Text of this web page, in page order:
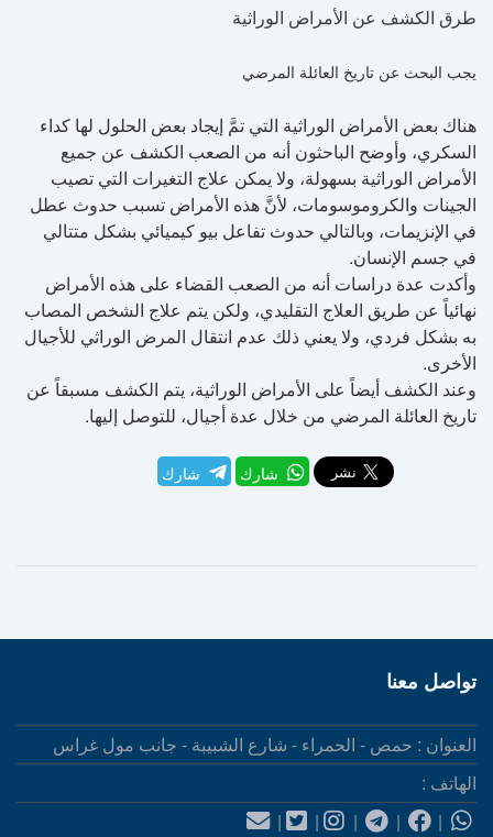
طرق الكشف عن الأمراض الوراثية
يجب البحث عن تاريخ العائلة المرضي
هناك بعض الأمراض الوراثية التي تمَّ إيجاد بعض الحلول لها كداء
السكري، وأوضح الباحثون أنه من الصعب الكشف عن جميع
الأمراض الوراثية بسهولة، ولا يمكن علاج التغيرات التي تصيب
الجينات والكروموسومات، لأنَّ هذه الأمراض تسبب حدوث عطل
في الإنزيمات، وبالتالي حدوث تفاعل بيو كيميائي بشكل متتالي
في جسم الإنسان.
وأكدت عدة دراسات أنه من الصعب القضاء على هذه الأمراض
نهائياً عن طريق العلاج التقليدي، ولكن يتم علاج الشخص المصاب
به بشكل فردي، ولا يعني ذلك عدم انتقال المرض الوراثي للأجيال
الأخرى.
وعند الكشف أيضاً على الأمراض الوراثية، يتم الكشف مسبقاً عن
تاريخ العائلة المرضي من خلال عدة أجيال، للتوصل إليها.
شارك شارك
تواصل معنا
العنوان : حمص - الحمراء - شارع الشبيبة - جانب مول غراس
الهاتف :
|
|
|
|
|